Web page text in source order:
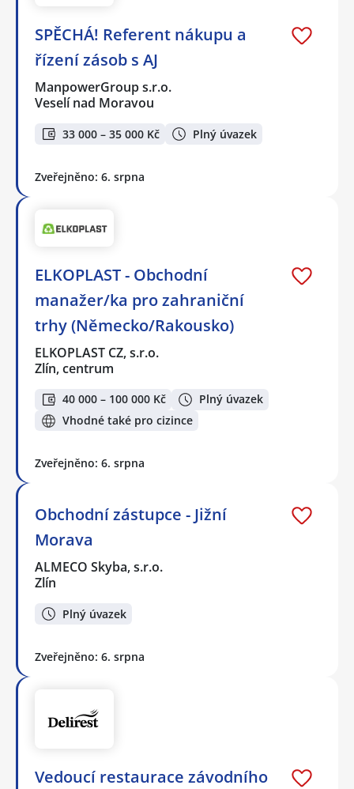
SPĚCHÁ! Referent nákupu a
řízení zásob s AJ
ManpowerGroup s.r.o.
Veselí nad Moravou
33 000 – 35 000 Kč Plný úvazek
Zveřejněno: 6. srpna
ELKOPLAST - Obchodní
manažer/ka pro zahraniční
trhy (Německo/Rakousko)
ELKOPLAST CZ, s.r.o.
Zlín, centrum
40 000 – 100 000 Kč
Plný úvazek
Vhodné také pro cizince
Zveřejněno: 6. srpna
Obchodní zástupce - Jižní
Morava
ALMECO Skyba, s.r.o.
Zlín
Plný úvazek
Zveřejněno: 6. srpna
Vedoucí restaurace závodního